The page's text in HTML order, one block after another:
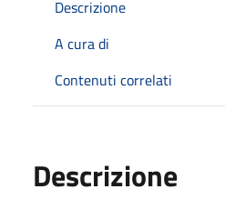
Descrizione
A cura di
Contenuti correlati
Descrizione